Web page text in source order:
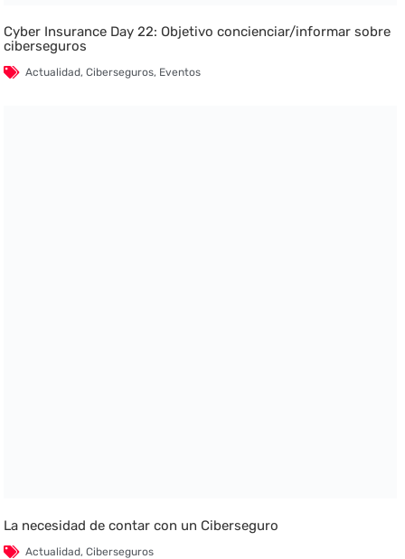
Cyber Insurance Day 22: Objetivo concienciar/informar sobre
ciberseguros
Actualidad,Ciberseguros, Eventos
La necesidad de contar con un Ciberseguro
Actualidad,Ciberseguros